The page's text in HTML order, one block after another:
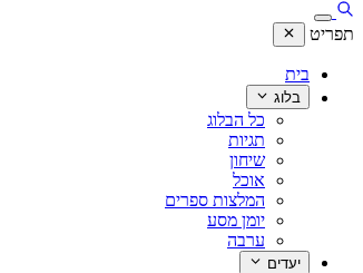
תפריט
בית
בלוג
כל הבלוג
תגיות
שיחון
אוכל
המלצות ספרים
יומן מסע
ערבה
יעדים